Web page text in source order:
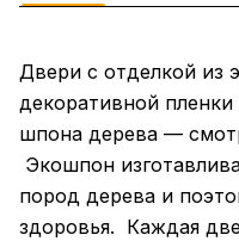
Двери с отделкой из
декоративной
шпона дерева —
Экошпон
пород дерева и
здоровья. Каждая